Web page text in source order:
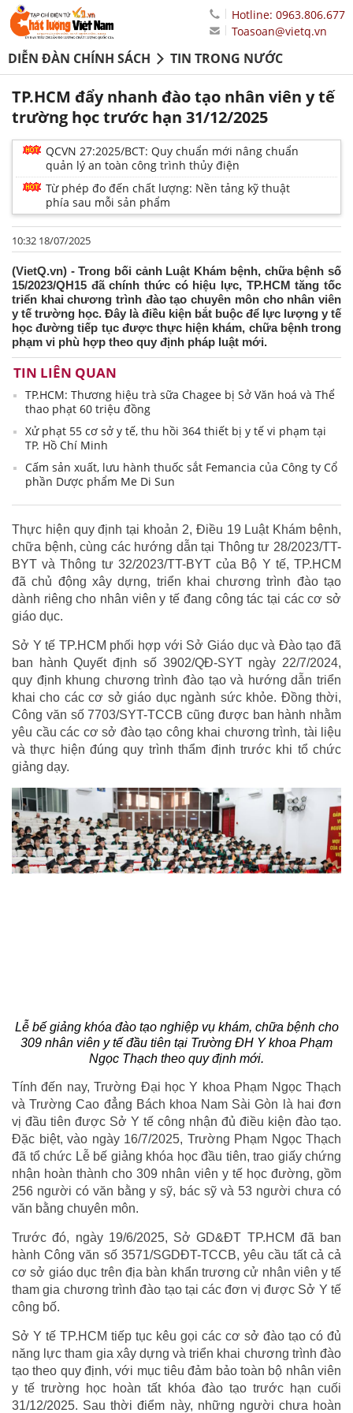
Hotline: 0963.806.677
Toasoan@vietq.vn
DIỄN ĐÀN CHÍNH SÁCH TIN TRONG NƯỚC
TP.HCM đẩy nhanh đào tạo nhân viên y tế
trường học trước hạn 31/12/2025
QCVN 27:2025/BCT: Quy chuẩn mới nâng chuẩn
quản lý an toàn công trình thủy điện
Từ phép đo đến chất lượng: Nền tảng kỹ thuật
phía sau mỗi sản phẩm
10:32 18/07/2025
(VietQ.vn) - Trong bối cảnh Luật Khám bệnh, chữa bệnh số
15/2023/QH15 đã chính thức có hiệu lực, TP.HCM tăng tốc
triển khai chương trình đào tạo chuyên môn cho nhân viên
y tế trường học. Đây là điều kiện bắt buộc để lực lượng y tế
học đường tiếp tục được thực hiện khám, chữa bệnh trong
phạm vi phù hợp theo quy định pháp luật mới.
TIN LIÊN QUAN
TP.HCM: Thương hiệu trà sữa Chagee bị Sở Văn hoá và Thể
thao phạt 60 triệu đồng
Xử phạt 55 cơ sở y tế, thu hồi 364 thiết bị y tế vi phạm tại
TP. Hồ Chí Minh
Cấm sản xuất, lưu hành thuốc sắt Femancia của Công ty Cổ
phần Dược phẩm Me Di Sun
Thực hiện quy định tại khoản 2, Điều 19 Luật Khám bệnh,
chữa bệnh, cùng các hướng dẫn tại Thông tư 28/2023/TT-
BYT và Thông tư 32/2023/TT-BYT của Bộ Y tế, TP.HCM
đã chủ động xây dựng, triển khai chương trình đào tạo
dành riêng cho nhân viên y tế đang công tác tại các cơ sở
giáo dục.
Sở Y tế TP.HCM phối hợp với Sở Giáo dục và Đào tạo đã
ban hành Quyết định số 3902/QĐ-SYT ngày 22/7/2024,
quy định khung chương trình đào tạo và hướng dẫn triển
khai cho các cơ sở giáo dục ngành sức khỏe. Đồng thời,
Công văn số 7703/SYT-TCCB cũng được ban hành nhằm
yêu cầu các cơ sở đào tạo công khai chương trình, tài liệu
và thực hiện đúng quy trình thẩm định trước khi tổ chức
giảng dạy.
Lễ bế giảng khóa đào tạo nghiệp vụ khám, chữa bệnh cho
309 nhân viên y tế đầu tiên tại Trường ĐH Y khoa Phạm
Ngọc Thạch theo quy định mới.
Tính đến nay, Trường Đại học Y khoa Phạm Ngọc Thạch
và Trường Cao đẳng Bách khoa Nam Sài Gòn là hai đơn
vị đầu tiên được Sở Y tế công nhận đủ điều kiện đào tạo.
Đặc biệt, vào ngày 16/7/2025, Trường Phạm Ngọc Thạch
đã tổ chức Lễ bế giảng khóa học đầu tiên, trao giấy chứng
nhận hoàn thành cho 309 nhân viên y tế học đường, gồm
256 người có văn bằng y sỹ, bác sỹ và 53 người chưa có
văn bằng chuyên môn.
Trước đó, ngày 19/6/2025, Sở GD&ĐT TP.HCM đã ban
hành Công văn số 3571/SGDĐT-TCCB, yêu cầu tất cả cả
cơ sở giáo dục trên địa bàn khẩn trương cử nhân viên y tế
tham gia chương trình đào tạo tại các đơn vị được Sở Y tế
công bố.
Sở Y tế TP.HCM tiếp tục kêu gọi các cơ sở đào tạo có đủ
năng lực tham gia xây dựng và triển khai chương trình đào
tạo theo quy định, với mục tiêu đảm bảo toàn bộ nhân viên
y tế trường học hoàn tất khóa đào tạo trước hạn cuối
31/12/2025. Sau thời điểm này, những người chưa hoàn